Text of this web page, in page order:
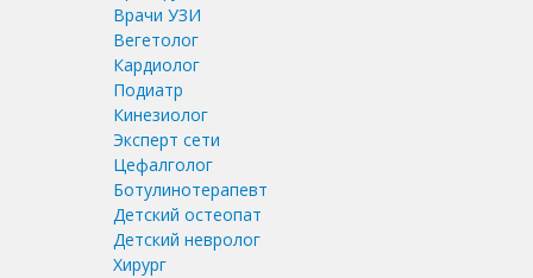
Врачи УЗИ
Вегетолог
Кардиолог
Подиатр
Кинезиолог
Эксперт сети
Цефалголог
Ботулинотерапевт
Детский остеопат
Детский невролог
Хирург